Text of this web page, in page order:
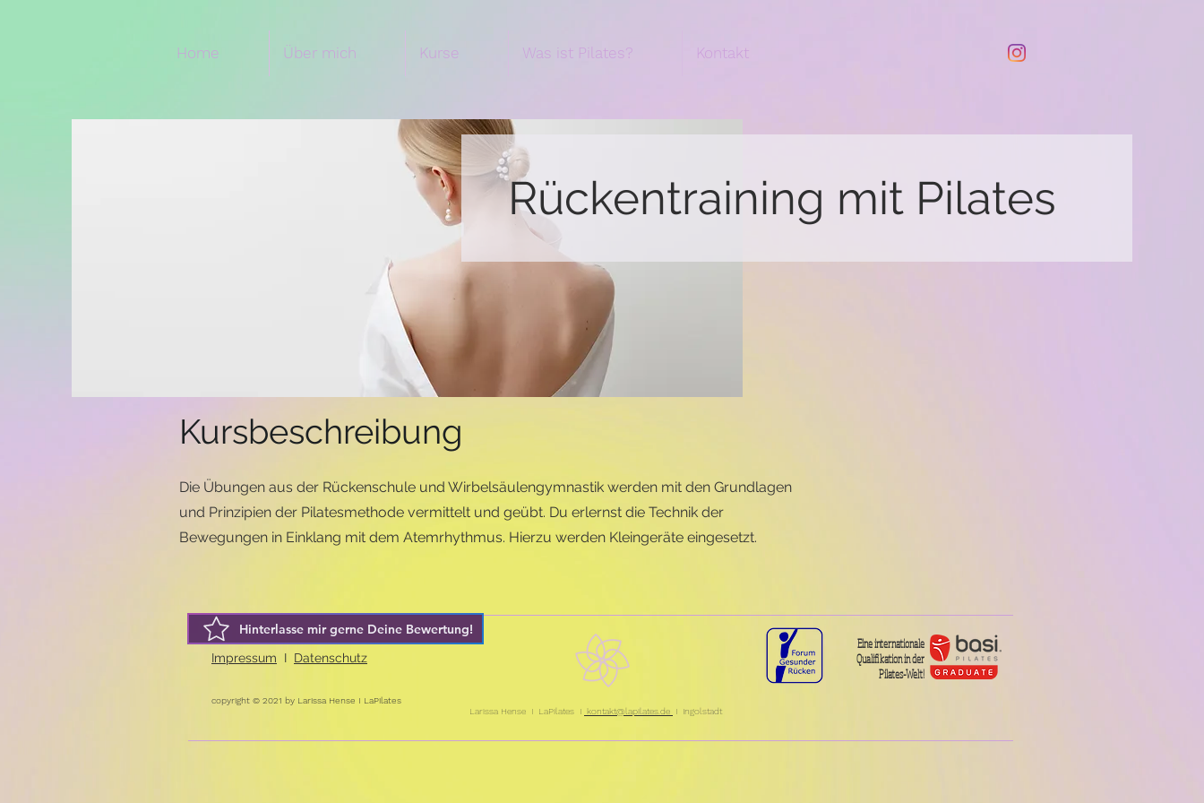
Home Über mich Kurse Was ist Pilates? Kontakt
Rückentraining mit Pilates
Kursbeschreibung
Die Übungen aus der Rückenschule und Wirbelsäulengymnastik werden mit den Grundlagen
und Prinzipien der Pilatesmethode vermittelt und geübt. Du erlernst die Technik der
Bewegungen in Einklang mit dem Atemrhythmus. Hierzu werden Kleingeräte eingesetzt.
copyright © 2021 by Larissa Hense I LaPilates
Eine internationale
Qualifikation in der
Pilates-Welt!
Impressum I Datenschutz
Larissa Hense I LaPilates I kontakt@lapilates.de I Ingolstadt
Hinterlasse mir gerne Deine Bewertung!